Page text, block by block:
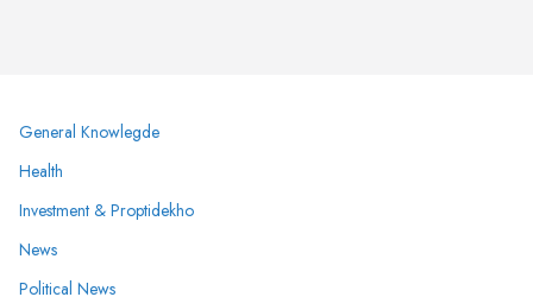
General Knowlegde
Health
Investment & Proptidekho
News
Political News